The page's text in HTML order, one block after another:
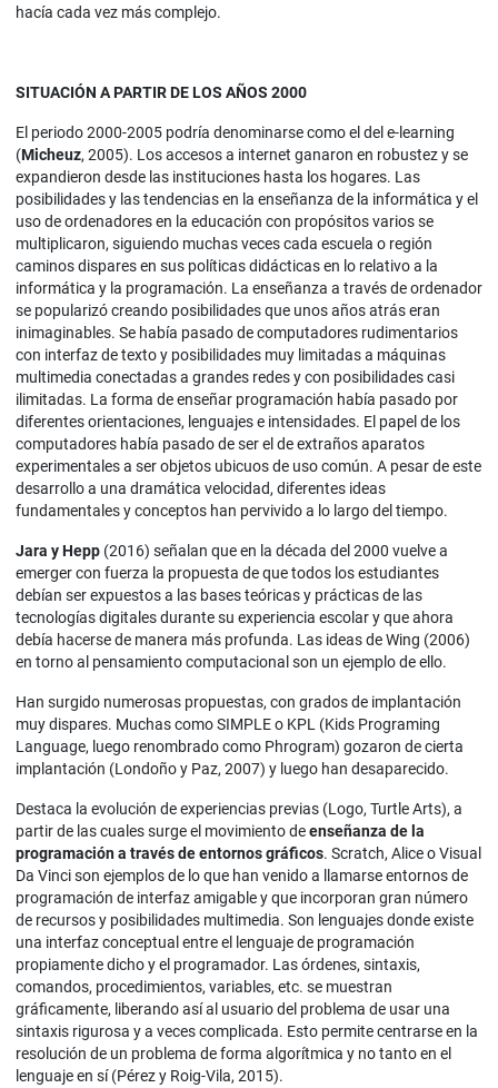
hacía cada vez más complejo.
SITUACIÓN A PARTIR DE LOS AÑOS 2000
El periodo 2000-2005 podría denominarse como el del e-learning
(Micheuz, 2005). Los accesos a internet ganaron en robustez y se
expandieron desde las instituciones hasta los hogares. Las
posibilidades y las tendencias en la enseñanza de la informática y el
uso de ordenadores en la educación con propósitos varios se
multiplicaron, siguiendo muchas veces cada escuela o región
caminos dispares en sus políticas didácticas en lo relativo a la
informática y la programación. La enseñanza a través de ordenador
se popularizó creando posibilidades que unos años atrás eran
inimaginables. Se había pasado de computadores rudimentarios
con interfaz de texto y posibilidades muy limitadas a máquinas
multimedia conectadas a grandes redes y con posibilidades casi
ilimitadas. La forma de enseñar programación había pasado por
diferentes orientaciones, lenguajes e intensidades. El papel de los
computadores había pasado de ser el de extraños aparatos
experimentales a ser objetos ubicuos de uso común. A pesar de este
desarrollo a una dramática velocidad, diferentes ideas
fundamentales y conceptos han pervivido a lo largo del tiempo.
Jara y Hepp(2016) señalan que en la década del 2000 vuelve a
emerger con fuerza la propuesta de que todos los estudiantes
debían ser expuestos a las bases teóricas y prácticas de las
tecnologías digitales durante su experiencia escolar y que ahora
debía hacerse de manera más profunda. Las ideas de Wing (2006)
en torno al pensamiento computacional son un ejemplo de ello.
Han surgido numerosas propuestas, con grados de implantación
muy dispares. Muchas como SIMPLE o KPL (Kids Programing
Language, luego renombrado como Phrogram) gozaron de cierta
implantación (Londoño y Paz, 2007) y luego han desaparecido.
Destaca la evolución de experiencias previas (Logo, Turtle Arts), a
partir de las cuales surge el movimiento deenseñanza de la
programación a través de entornos gráficos. Scratch, Alice o Visual
Da Vinci son ejemplos de lo que han venido a llamarse entornos de
programación de interfaz amigable y que incorporan gran número
de recursos y posibilidades multimedia. Son lenguajes donde existe
una interfaz conceptual entre el lenguaje de programación
propiamente dicho y el programador. Las órdenes, sintaxis,
comandos, procedimientos, variables, etc. se muestran
gráficamente, liberando así al usuario del problema de usar una
sintaxis rigurosa y a veces complicada. Esto permite centrarse en la
resolución de un problema de forma algorítmica y no tanto en el
lenguaje en sí (Pérez y Roig-Vila, 2015).